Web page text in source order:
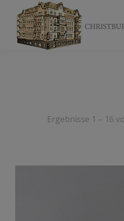
Ergebnisse 1 – 16